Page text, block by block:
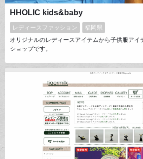
HHOLIC kids&baby
レディースファッション
福岡県
オリジナルのレディースアイテムから子供服アイ
ショップです。